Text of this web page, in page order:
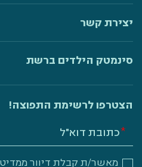
יצירת קשר
הצטרפו לרשימת התפוצה!
מאשר/ת קבלת דיוור
סינמטק הילדים ברשת